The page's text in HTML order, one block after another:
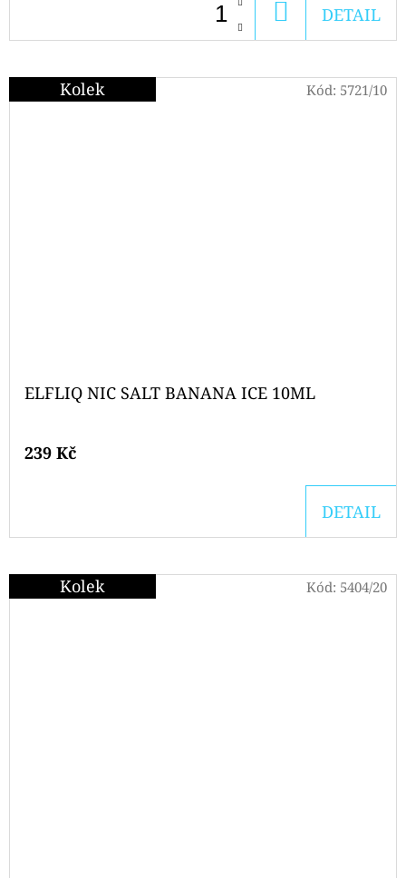
KOŠÍKU
DETAIL
Kolek
ELFLIQ NIC SALT BANANA ICE 10ML
239 Kč
DETAIL
Kód: 5721/10
Kolek Kód: 5404/20